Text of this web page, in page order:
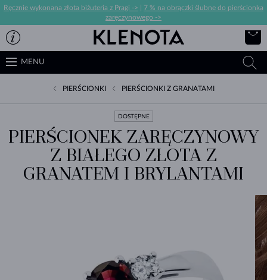
Ręcznie wykonana złota biżuteria z Pragi ->
7 % na obrączki ślubne do pierścionka
zaręczynowego ->
MENU
PIERŚCIONKI PIERŚCIONKI Z GRANATAMI
DOSTĘPNE
PIERŚCIONEK ZARĘCZYNOWY
Z BIAŁEGO ZŁOTA Z
GRANATEM I BRYLANTAMI